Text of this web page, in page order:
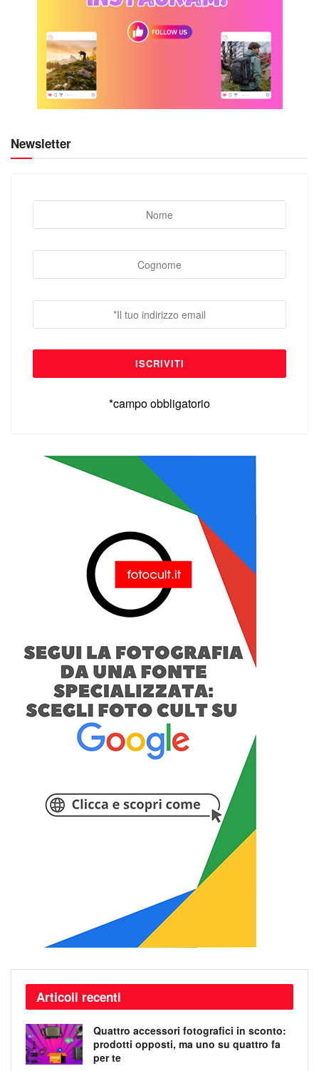
Newsletter
*campo obbligatorio
Articoli recenti
Quattro accessori fotografici in sconto:
prodotti opposti, ma uno su quattro fa
per te